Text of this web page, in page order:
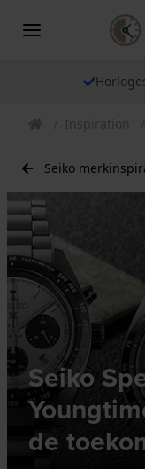
Inspiration
Seiko
Seiko
de